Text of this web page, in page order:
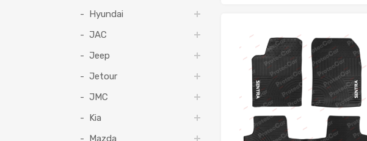
Hyundai
JAC
Jeep
Jetour
JMC
Kia
Mazda